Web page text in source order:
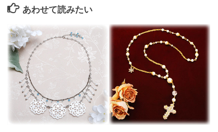
あわせて読みたい